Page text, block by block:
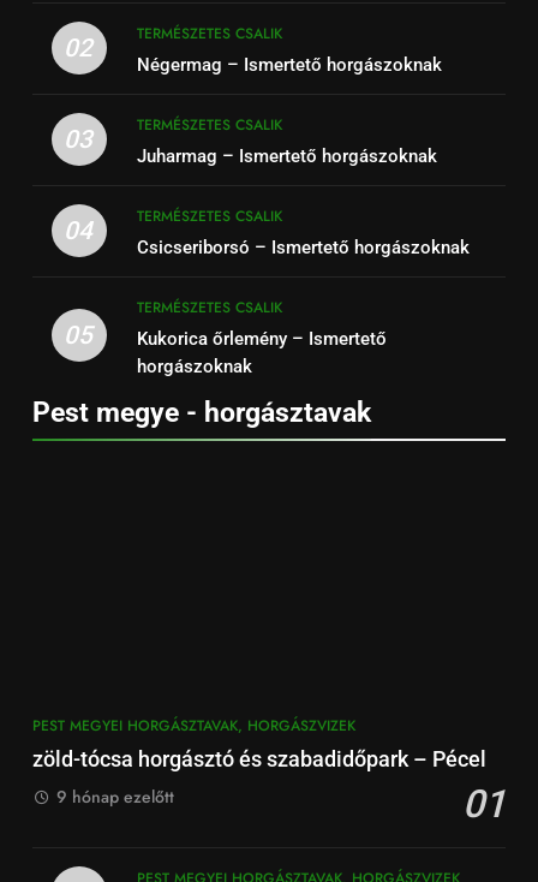
02
TERMÉSZETES CSALIK
Négermag – Ismertető horgászoknak
03
TERMÉSZETES CSALIK
Juharmag – Ismertető horgászoknak
04
TERMÉSZETES CSALIK
Csicseriborsó – Ismertető horgászoknak
05
TERMÉSZETES CSALIK
Kukorica őrlemény – Ismertető
horgászoknak
Pest megye - horgásztavak
PEST MEGYEI HORGÁSZTAVAK, HORGÁSZVIZEK
zöld-tócsa horgásztó és szabadidőpark – Pécel
01
9 hónap ezelőtt